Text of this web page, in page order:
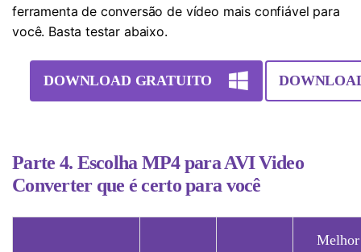
ferramenta de conversão de vídeo mais confiável para
você. Basta testar abaixo.
DOWNLOAD GRATUITO
Parte 4. Escolha MP4 para AVI Video
Converter que é certo para você
Melhor